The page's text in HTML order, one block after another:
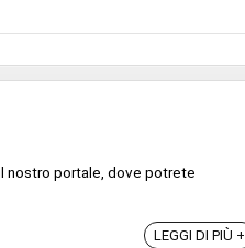
nostro portale, dove potrete
LEGGI DI PIÙ +